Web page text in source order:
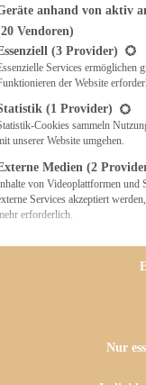
& QUICHES
anhand von aktiv
Vendoren)
eine Liste der Service-
(3 Provider)
Services ermöglichen
der Website
(1 Provider)
Cookies sammeln
unserer Website umgehen.
Medien (2
von Videoplattformen und
Services akzeptiert
erforderlich.
Nur